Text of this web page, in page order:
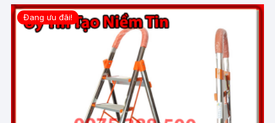
Đang ưu đãi!